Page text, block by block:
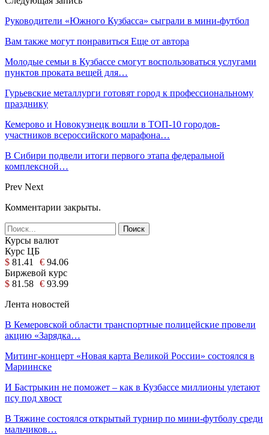
Руководители «Южного Кузбасса» сыграли в мини-футбол
Вам также могут понравиться Еще от автора
Молодые семьи в Кузбассе смогут воспользоваться услугами
пунктов проката вещей для…
Гурьевские металлурги готовят город к профессиональному
празднику
Кемерово и Новокузнецк вошли в ТОП-10 городов-
участников всероссийского марафона…
В Сибири подвели итоги первого этапа федеральной
комплексной…
Prev Next
Комментарии закрыты.
Курсы валют
Курс ЦБ
$ 81.41 € 94.06
Биржевой курс
$ 81.58 € 93.99
Лента новостей
В Кемеровской области транспортные полицейские провели
акцию «Зарядка…
Митинг-концерт «Новая карта Великой России» состоялся в
Мариинске
И Бастрыкин не поможет – как в Кузбассе миллионы улетают
псу под хвост
В Тяжине состоялся открытый турнир по мини-футболу среди
мальчиков…